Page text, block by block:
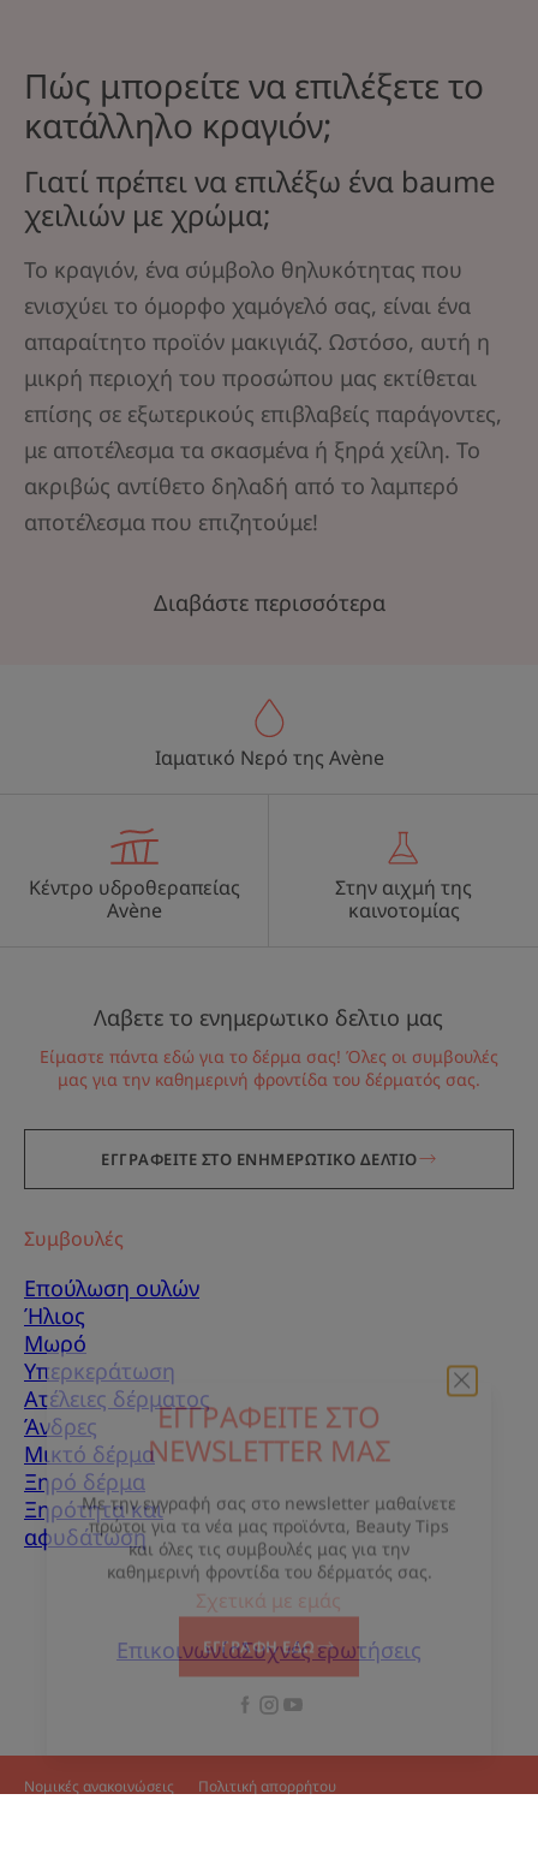
Πώς μπορείτε να επιλέξετε το
κατάλληλο κραγιόν;
Γιατί πρέπει να επιλέξω ένα baume
χειλιών με χρώμα;
Το κραγιόν, ένα σύμβολο θηλυκότητας που
ενισχύει το όμορφο χαμόγελό σας, είναι ένα
απαραίτητο προϊόν μακιγιάζ. Ωστόσο, αυτή η
μικρή περιοχή του προσώπου μας εκτίθεται
επίσης σε εξωτερικούς επιβλαβείς παράγοντες,
με αποτέλεσμα τα σκασμένα ή ξηρά χείλη. Το
ακριβώς αντίθετο δηλαδή από το λαμπερό
αποτέλεσμα που επιζητούμε!
Διαβάστε περισσότερα
ΕΓΓΡΑΦΕΙΤΕ ΣΤΟ
Με την εγγραφή σας στο newsletter μαθαίνετε
πρώτοι για τα νέα μας προϊόντα, Beauty Tips
και όλες τις συμβουλές μας για την
καθημερινή φροντίδα του δέρματός σας.
ΕΓΓΡΑΦΗ ΕΔΩ
Ιαματικό Νερό της Avène
Κέντρο υδροθεραπείας
Avène
Στην αιχμή της
καινοτομίας
Λαβετε το ενημερωτικο δελτιο μας
Είμαστε πάντα εδώ για το δέρμα σας! Όλες οι συμβουλές
μας για την καθημερινή φροντίδα του δέρματός σας.
ΕΓΓΡΑΦΕΙΤΕ ΣΤΟ ΕΝΗΜΕΡΩΤΙΚΟ ΔΕΛΤΙΟ
Συμβουλές
Επούλωση ουλών
Ήλιος
Μωρό
Υπερκεράτωση
Ατέλειες δέρματος
Άνδρες
Μικτό δέρμα
Ξηρό δέρμα
Ξηρότητα και
αφυδάτωση
Σχετικά με εμάς
ΕπικοινωνίαΣυχνές ερωτήσεις
Νομικές ανακοινώσεις
Πολιτική απορρήτου